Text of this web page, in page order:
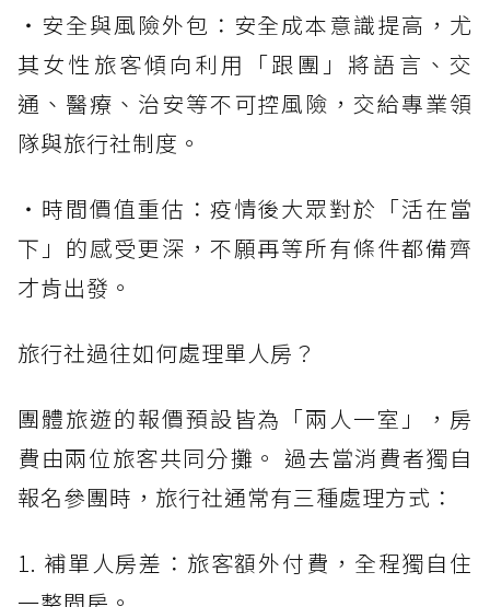
・安全與風險外包：安全成本意識提高，尤
其女性旅客傾向利用「跟團」將語言、交
通、醫療、治安等不可控風險，交給專業領
隊與旅行社制度。
・時間價值重估：疫情後大眾對於「活在當
下」的感受更深，不願再等所有條件都備齊
才肯出發。
旅行社過往如何處理單人房？
團體旅遊的報價預設皆為「兩人一室」，房
費由兩位旅客共同分攤。 過去當消費者獨自
報名參團時，旅行社通常有三種處理方式：
1. 補單人房差：旅客額外付費，全程獨自住